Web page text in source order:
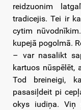
reidzuonim
tradicejis. Tei ir
cytim
kupejā pogolmā.
– var nasalikt
kartuos
Tod breineigi,
pasasiļdeit pi
okys iudiņa.